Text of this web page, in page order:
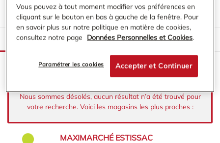
LISTE CARTE
Nous sommes désolés, aucun résultat n’a été trouvé pour
votre recherche. Voici les magasins les plus proches :
MAXIMARCHÉ ESTISSAC
Vous pouvez à tout moment modifier vos préférences en
cliquant sur le bouton en bas à gauche de la fenêtre. Pour
en savoir plus sur notre politique en matière de cookies,
consultez notre page
Données Personnelles et Cookies.
Accepter et Continuer
Paramétrer les cookies